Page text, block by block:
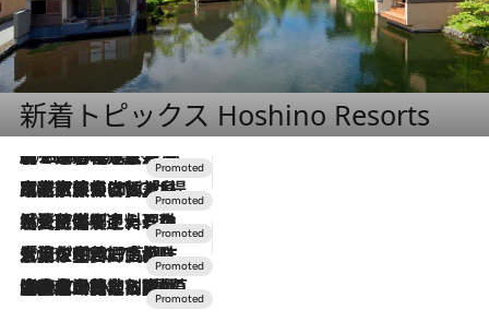
新着トピックス Hoshino Resorts
2026.8.7
【トンボの足水浴】ヒノキの香りに包まれて涼感マックス！約13℃の湧水かけ流しを避暑地「星野温泉 トンボの湯」で体験
2026.7.31
【ホテル帰省】という選択肢をOMOが提案。家族とほどよい距離を保つには「昼は実家、夜は気兼ねなくホテルで！」
2026.7.24
【夏限定ディナーコース】旬を迎える稚鮎や花ズッキーニなどをイタリア・トスカーナの郷土料理の手法で満喫！
2026.7.17
「土佐和ハーブかき氷」がOMO7高知に登場！生姜、山椒、大葉など目にも舌にも涼を呼ぶ郷土の味
2026.7.10
NEW OPEN！【界 草津】名湯の地に誕生。趣の異なる2種の温泉と上州ならではの会席・蕎麦割烹など美食を味わう究極の癒やし旅